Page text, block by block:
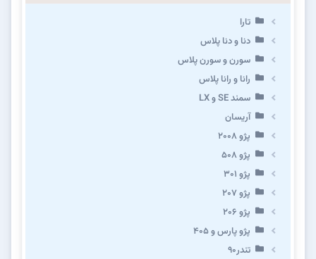
تارا
دنا و دنا پلاس
سورن و سورن پلاس
رانا و رانا پلاس
سمند SE و LX
آریسان
پژو ۲۰۰۸
پژو ۵۰۸
پژو 301
پژو ۲۰۷
پژو ۲۰۶
پژو پارس و ۴۰۵
تندر۹۰